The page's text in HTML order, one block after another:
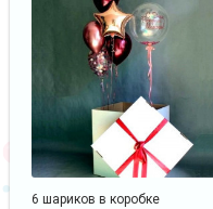
6 шариков в коробке